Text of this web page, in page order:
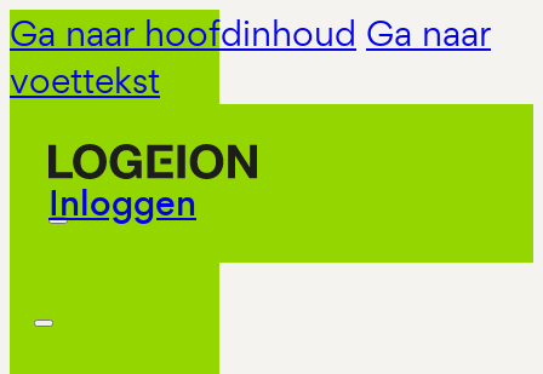
Ga naar hoofdinhoud Ga naar
voettekst
Inloggen